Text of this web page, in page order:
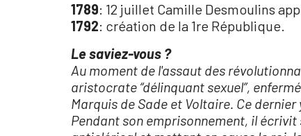
1789: 12 juillet Camille Desmoulins
1792: création de la 1re République.
Le saviez-vous ?
Au moment de l'assaut des
aristocrate “délinquant sexuel”,
Marquis de Sade et Voltaire. Ce
Pendant son emprisonnement, il